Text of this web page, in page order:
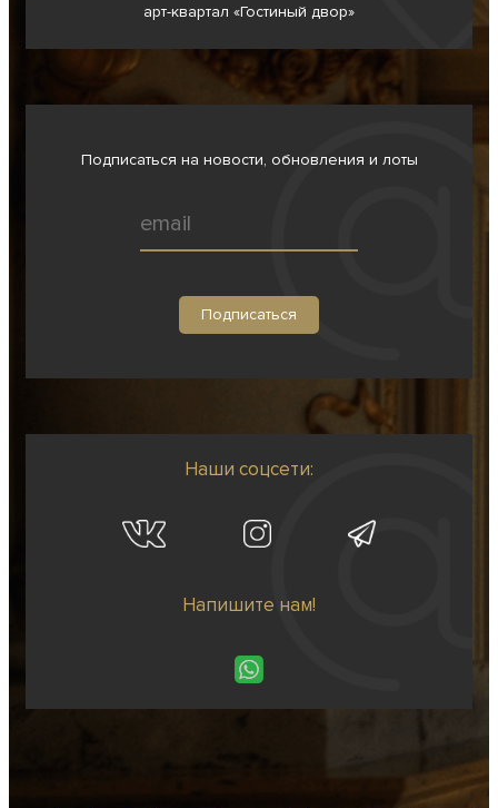
арт-квартал «Гостиный двор»
Подписаться на новости, обновления и лоты
Наши соцсети:
Напишите нам!